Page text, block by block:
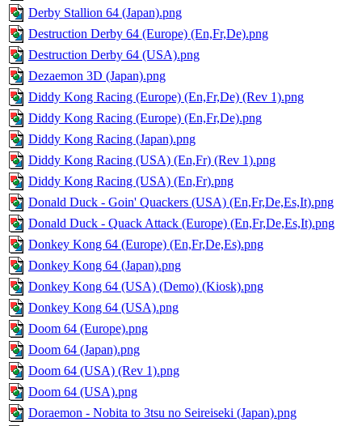
Derby Stallion 64 (Japan).png
Destruction Derby 64 (Europe) (En,Fr,De).png
Destruction Derby 64 (USA).png
Dezaemon 3D (Japan).png
Diddy Kong Racing (Europe) (En,Fr,De) (Rev 1).png
Diddy Kong Racing (Europe) (En,Fr,De).png
Diddy Kong Racing (Japan).png
Diddy Kong Racing (USA) (En,Fr) (Rev 1).png
Diddy Kong Racing (USA) (En,Fr).png
Donald Duck - Goin' Quackers (USA) (En,Fr,De,Es,It).png
Donald Duck - Quack Attack (Europe) (En,Fr,De,Es,It).png
Donkey Kong 64 (Europe) (En,Fr,De,Es).png
Donkey Kong 64 (Japan).png
Donkey Kong 64 (USA) (Demo) (Kiosk).png
Donkey Kong 64 (USA).png
Doom 64 (Europe).png
Doom 64 (Japan).png
Doom 64 (USA) (Rev 1).png
Doom 64 (USA).png
Doraemon - Nobita to 3tsu no Seireiseki (Japan).png